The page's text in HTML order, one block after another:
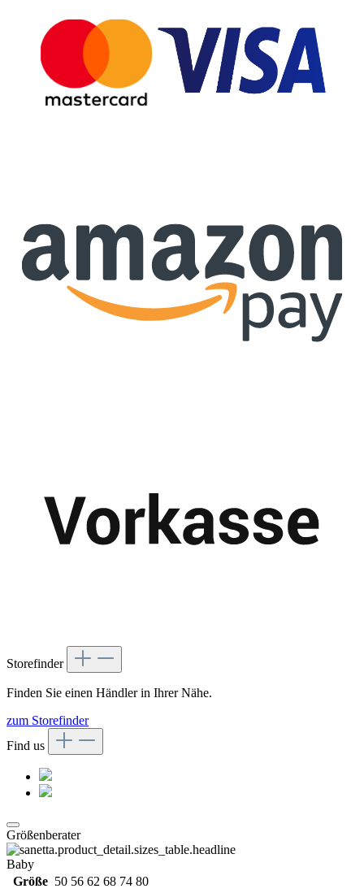
Storefinder
Finden Sie einen Händler in Ihrer Nähe.
zum Storefinder
Find us
Größenberater
Baby
Größe 50 56 62 68 74 80